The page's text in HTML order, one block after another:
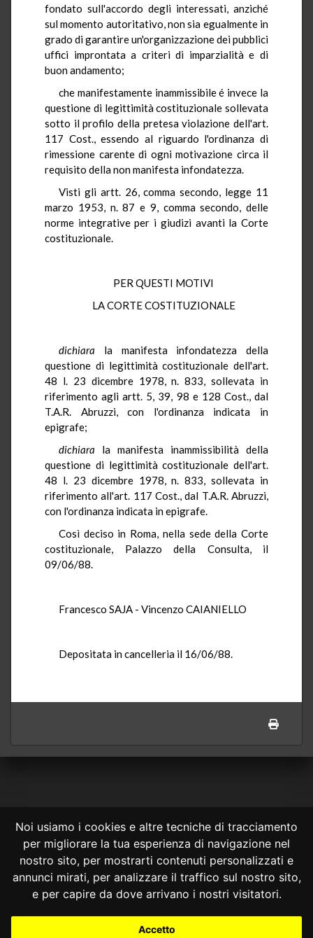
Noi usiamo i cookies e altre tecniche di tracciamento
per migliorare la tua esperienza di navigazione nel
nostro sito, per mostrarti contenuti personalizzati e
annunci mirati, per analizzare il traffico sul nostro sito,
e per capire da dove arrivano i nostri visitatori.
Accetto
fondato sull'accordo degli interessati, anziché
sul momento autoritativo, non sia egualmente in
grado di garantire un'organizzazione dei pubblici
uffici improntata a criteri di imparzialità e di
buon andamento;
che manifestamente inammissibile é invece la
questione di legittimità costituzionale sollevata
sotto il profilo della pretesa violazione dell'art.
117 Cost., essendo al riguardo l'ordinanza di
rimessione carente di ogni motivazione circa il
requisito della non manifesta infondatezza.
Visti gli artt. 26, comma secondo, legge 11
marzo 1953, n. 87 e 9, comma secondo, delle
norme integrative per i giudizi avanti la Corte
costituzionale.
PER QUESTI MOTIVI
LA CORTE COSTITUZIONALE
dichiara la manifesta infondatezza della
questione di legittimità costituzionale dell'art.
48 l. 23 dicembre 1978, n. 833, sollevata in
riferimento agli artt. 5, 39, 98 e 128 Cost., dal
T.A.R. Abruzzi, con l'ordinanza indicata in
epigrafe;
dichiara la manifesta inammissibilità della
questione di legittimità costituzionale dell'art.
48 l. 23 dicembre 1978, n. 833, sollevata in
riferimento all'art. 117 Cost., dal T.A.R. Abruzzi,
con l'ordinanza indicata in epigrafe.
Così deciso in Roma, nella sede della Corte
costituzionale, Palazzo della Consulta, il
09/06/88.
Francesco SAJA - Vincenzo CAIANIELLO
Depositata in cancelleria il 16/06/88.
CONSULTA ONLINE DAL 1995 -NOTE LEGALI
Consulta OnLine non ha prodotto e non è responsabile per i contenuti e
le informazioni legali di siti collegati.
costituisce una relazione di consulenza legale.